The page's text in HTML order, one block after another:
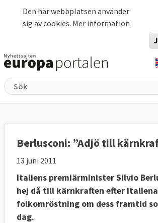
Den här webbplatsen använder
sig av cookies. Mer information
Berlusconi: ”Adjö till
13 juni 2011
Italiens premiärminister Silvio
hej då till kärnkraften efter
folkomröstning om dess framtid
dag.